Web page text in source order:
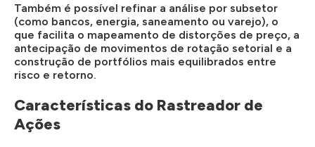
Também é possível refinar a análise por subsetor
(como bancos, energia, saneamento ou varejo), o
que facilita o mapeamento de distorções de preço, a
antecipação de movimentos de rotação setorial e a
construção de portfólios mais equilibrados entre
risco e retorno.
Características do Rastreador de
Ações